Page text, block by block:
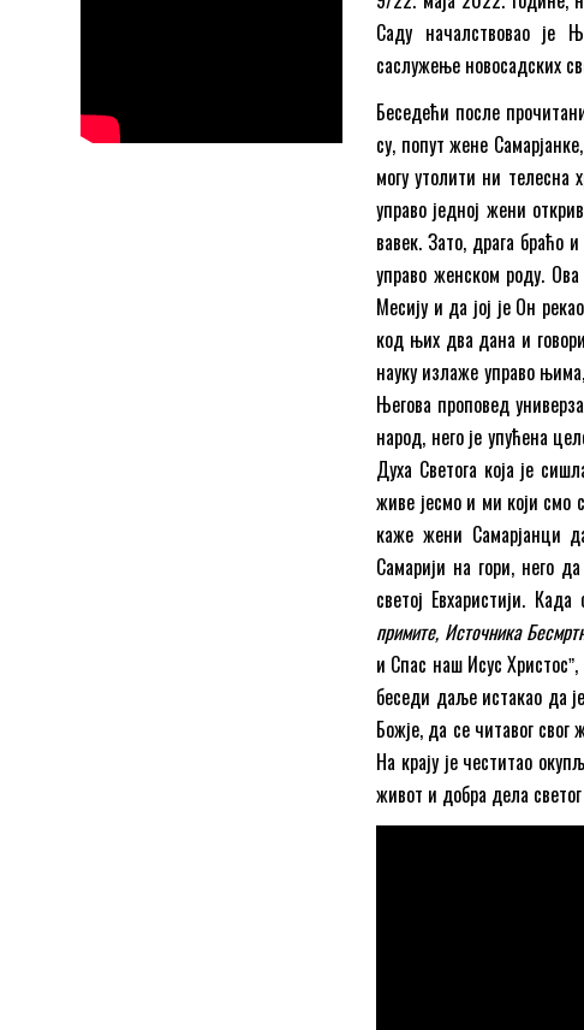
Саду началствовао је
саслужење новосадских
Беседећи после
су, попут жене
могу утолити ни телесна
управо једној жени
вавек. Зато, драга браћо
управо женском роду.
Месију и да јој је Он
код њих два дана и
науку излаже управо
Његова проповед
народ, него је упућена
Духа Светога која је
живе јесмо и ми који смо
каже жени Самарјанци
Самарији на гори, него
светој Евхаристији.
примите, Источника
и Спас наш Исус
беседи даље истакао да
Божје, да се читавог
На крају је честитао
живот и добра дела